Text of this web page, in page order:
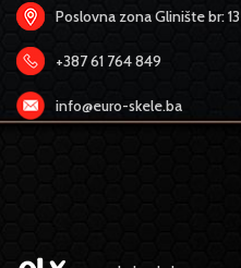
Poslovna zona Glinište br: 13
+387 61 764 849
info@euro-skele.ba